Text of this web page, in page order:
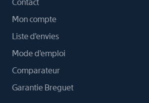
Contact
Mon compte
Liste d'envies
Mode d'emploi
Comparateur
Garantie Breguet